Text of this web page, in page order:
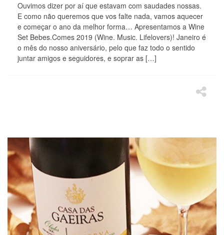
Ouvimos dizer por aí que estavam com saudades nossas.
E como não queremos que vos falte nada, vamos aquecer
e começar o ano da melhor forma… Apresentamos a Wine
Set Bebes.Comes 2019 (Wine. Music. Lifelovers)! Janeiro é
o mês do nosso aniversário, pelo que faz todo o sentido
juntar amigos e seguidores, e soprar as […]